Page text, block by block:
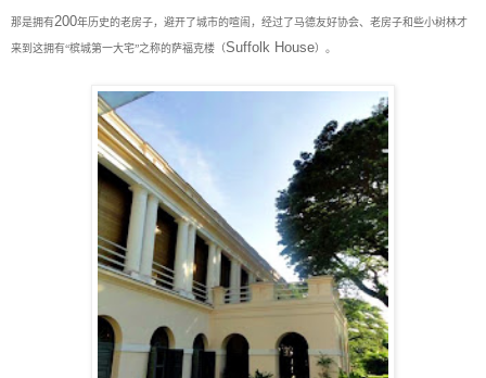
那是拥有200年历史的老房子，避开了城市的喧闹，经过了马德友好协会、老房子和些小树林才
来到这拥有“槟城第一大宅”之称的萨福克楼（Suffolk House）。